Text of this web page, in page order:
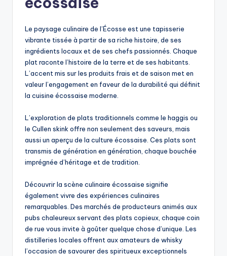
Le paysage culinaire de l’Écosse est une tapisserie
vibrante tissée à partir de sa riche histoire, de ses
ingrédients locaux et de ses chefs passionnés. Chaque
plat raconte l’histoire de la terre et de ses habitants.
L’accent mis sur les produits frais et de saison met en
valeur l’engagement en faveur de la durabilité qui définit
la cuisine écossaise moderne.
L’exploration de plats traditionnels comme le haggis ou
le Cullen skink offre non seulement des saveurs, mais
aussi un aperçu de la culture écossaise. Ces plats sont
transmis de génération en génération, chaque bouchée
imprégnée d’héritage et de tradition.
Découvrir la scène culinaire écossaise signifie
également vivre des expériences culinaires
remarquables. Des marchés de producteurs animés aux
pubs chaleureux servant des plats copieux, chaque coin
de rue vous invite à goûter quelque chose d’unique. Les
distilleries locales offrent aux amateurs de whisky
l’occasion de savourer des spiritueux exceptionnels